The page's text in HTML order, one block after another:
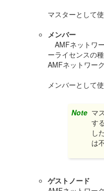
マスターとして
メンバー
AMFネットワ
ーライセンスの
AMFネットワー
メンバーとして
Note マ
す
し
は
ゲストノード